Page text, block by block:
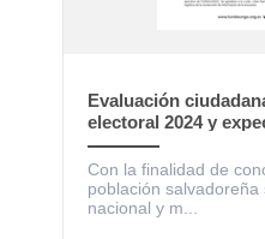
Evaluación
electoral 2024 y
gestión
municipal
Con la finalidad de
población salvadoreña
nacional y m...